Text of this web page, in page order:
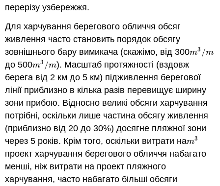
перерізу узбережжя.
Для харчування берегового обличчя обсяг
живлення часто становить порядок обсягу
зовнішнього бару вимикача (скажімо, від 300m3 /m
m3 /m
до 500m3 /m
m3 /m ). Масштаб протяжності (вздовж
берега від 2 км до 5 км) підживлення берегової
лінії приблизно в кілька разів перевищує ширину
зони прибою. Відносно великі обсяги харчування
потрібні, оскільки лише частина обсягу живлення
(приблизно від 20 до 30%) досягне пляжної зони
через 5 років. Крім того, оскільки витрати наm3
m3
проект харчування берегового обличчя набагато
менші, ніж витрати на проект пляжного
харчування, часто набагато більші обсяги